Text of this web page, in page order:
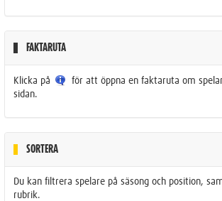
FAKTARUTA
Klicka på
för att öppna en faktaruta om
sidan.
SORTERA
Du kan filtrera spelare på säsong och position,
rubrik.